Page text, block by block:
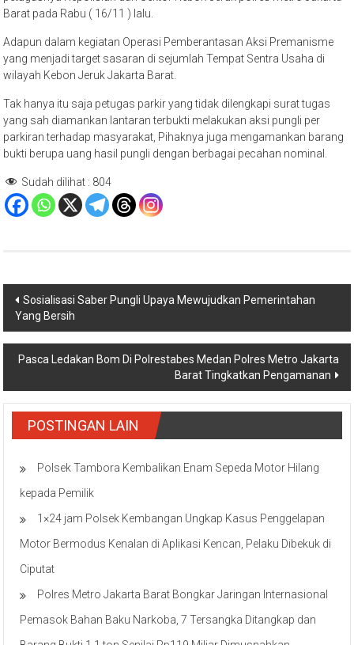
Barat pada Rabu ( 16/11 ) lalu.
Adapun dalam kegiatan Operasi Pemberantasan Aksi Premanisme
yang menjadi target sasaran di sejumlah Tempat Sentra Usaha di
wilayah Kebon Jeruk Jakarta Barat.
Tak hanya itu saja petugas parkir yang tidak dilengkapi surat tugas
yang sah diamankan lantaran terbukti melakukan aksi pungli per
parkiran terhadap masyarakat, Pihaknya juga mengamankan barang
bukti berupa uang hasil pungli dengan berbagai pecahan nominal.
Sudah dilihat : 804
Navigasi
pos
Sosialisasi Saber Pungli Upaya Mewujudkan Pemerintahan
Yang Bersih
Pasca Ledakan Bom Di Polrestabes Medan Polres Metro Jakarta
Barat Tingkatkan Pengamanan
POSTINGAN LAIN
Polsek Tambora Kembalikan Enam Sepeda Motor Hilang
kepada Pemilik
1×24 jam Polsek Kembangan Ungkap Kasus Penggelapan
Motor Bermodus Kenalan di Aplikasi Kencan, Pelaku Dibekuk di
Ciputat
Polres Metro Jakarta Barat Bongkar Jaringan Internasional
Pemasok Bahan Baku Narkoba, 7 Tersangka Ditangkap dan